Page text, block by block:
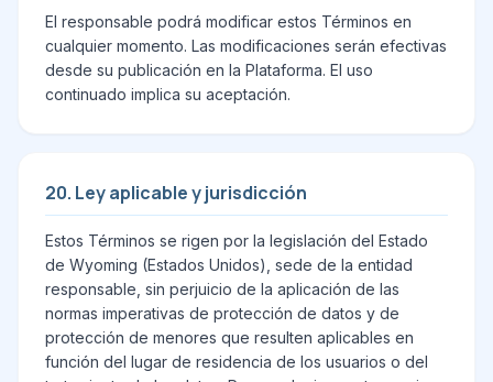
El responsable podrá modificar estos Términos en
cualquier momento. Las modificaciones serán efectivas
desde su publicación en la Plataforma. El uso
continuado implica su aceptación.
20. Ley aplicable y jurisdicción
Estos Términos se rigen por la legislación del Estado
de Wyoming (Estados Unidos), sede de la entidad
responsable, sin perjuicio de la aplicación de las
normas imperativas de protección de datos y de
protección de menores que resulten aplicables en
función del lugar de residencia de los usuarios o del